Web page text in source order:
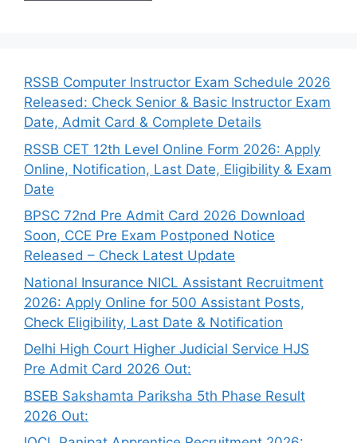
RSSB Computer Instructor Exam Schedule 2026
Released: Check Senior & Basic Instructor Exam
Date, Admit Card & Complete Details
RSSB CET 12th Level Online Form 2026: Apply
Online, Notification, Last Date, Eligibility & Exam
Date
BPSC 72nd Pre Admit Card 2026 Download
Soon, CCE Pre Exam Postponed Notice
Released – Check Latest Update
National Insurance NICL Assistant Recruitment
2026: Apply Online for 500 Assistant Posts,
Check Eligibility, Last Date & Notification
Delhi High Court Higher Judicial Service HJS
Pre Admit Card 2026 Out:
BSEB Sakshamta Pariksha 5th Phase Result
2026 Out: